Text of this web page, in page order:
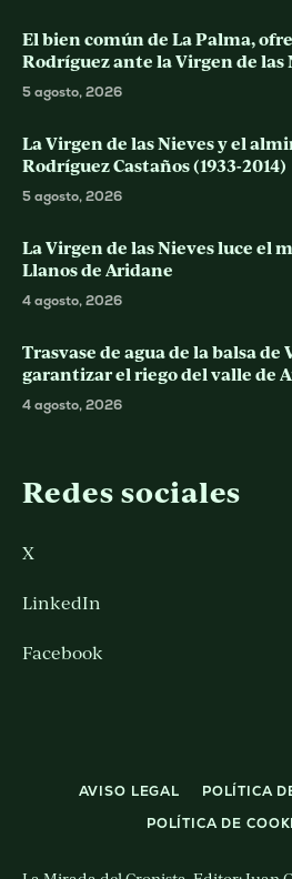
El bien común de La Palma,
Rodríguez ante la Virgen de las
5 agosto, 2026
La Virgen de las Nieves y el
Rodríguez Castaños (1933-2014)
5 agosto, 2026
La Virgen de las Nieves luce el
Llanos de Aridane
4 agosto, 2026
Trasvase de agua de la balsa de
garantizar el riego del valle de
4 agosto, 2026
Redes sociales
X
LinkedIn
Facebook
AVISO LEGAL
POLÍTICA
POLÍTICA DE